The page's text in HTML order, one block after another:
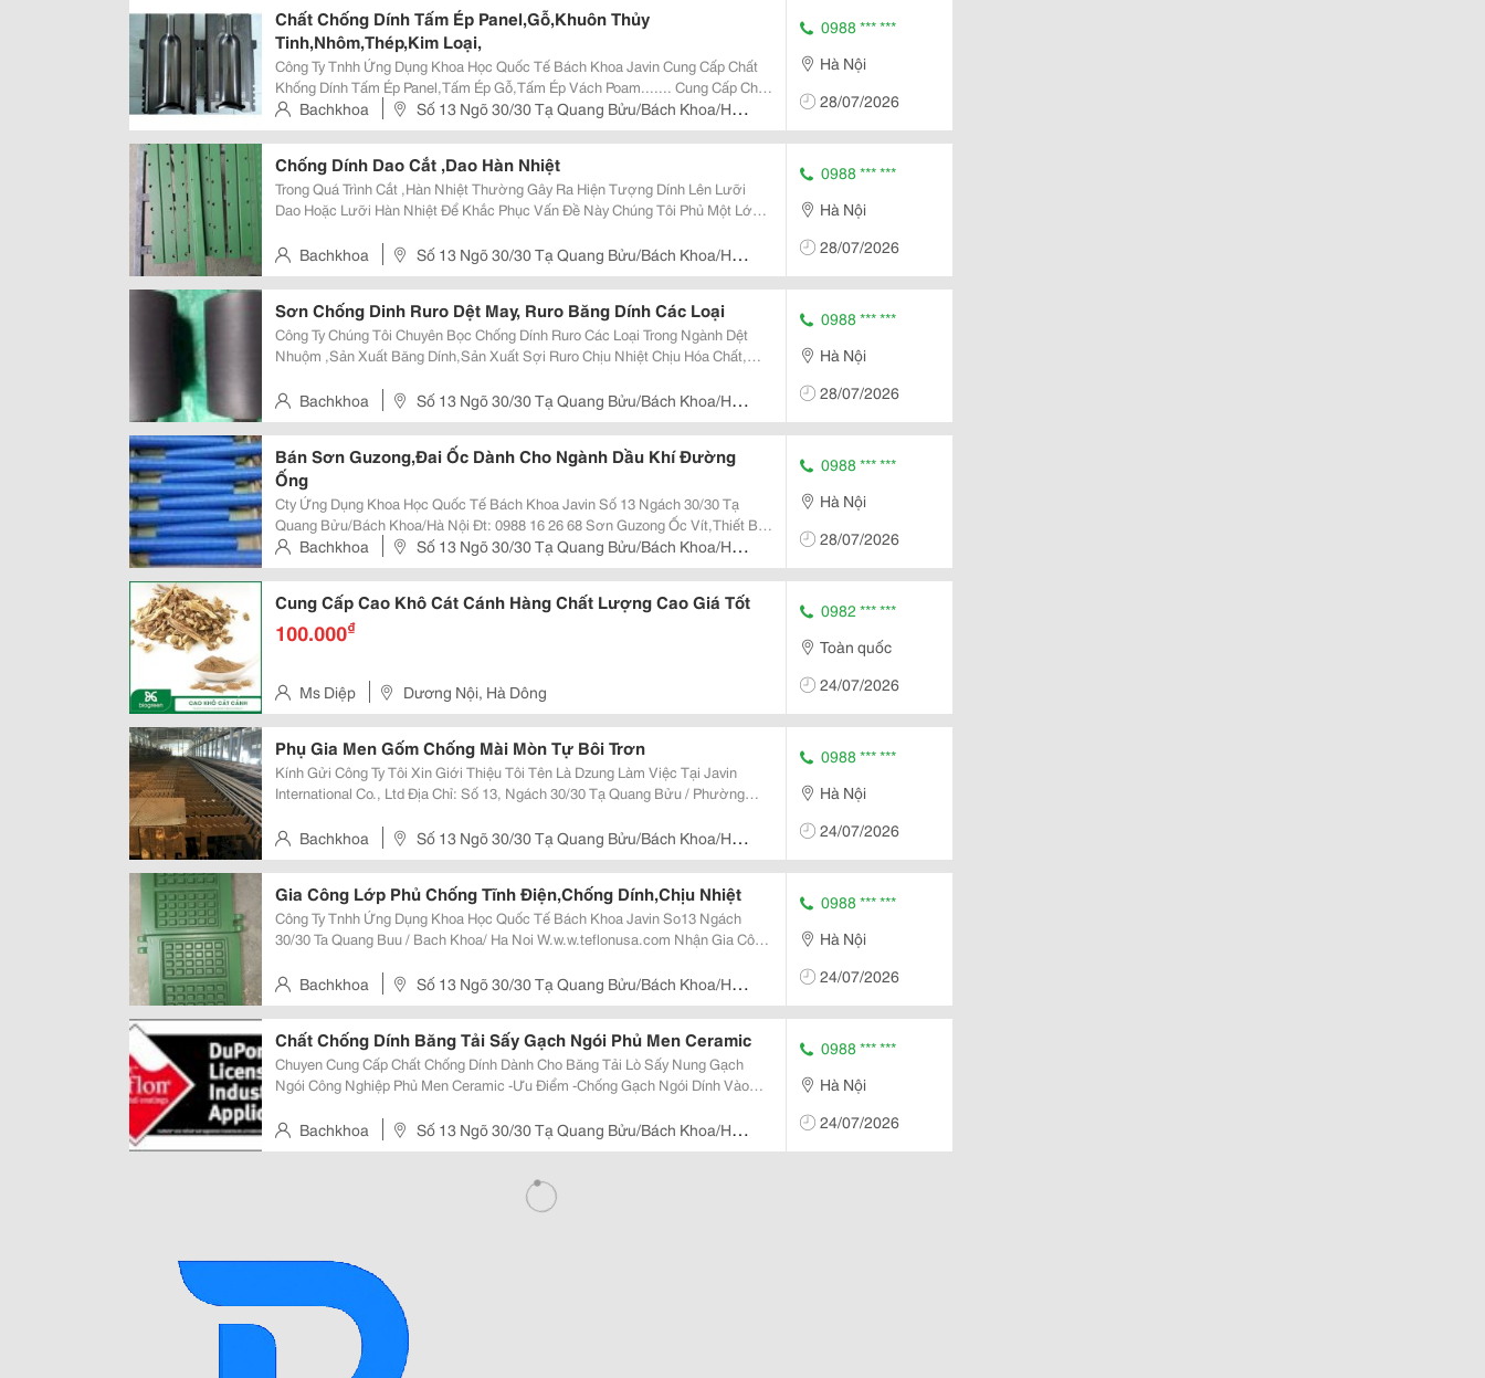
Chất Chống Dính Tấm Ép Panel,Gỗ,Khuôn Thủy
Tinh,Nhôm,Thép,Kim Loại,
Công Ty Tnhh Ứng Dụng Khoa Học Quốc Tế Bách Khoa Javin Cung Cấp Chất
Khống Dính Tấm Ép Panel,Tấm Ép Gỗ,Tấm Ép Vách Poam....... Cung Cấp Chất
Chống Dính Chịu Nhiệt Độ Cao Trong Ngành Đúc Như :Nhôm ,Inox,Vàng,Bạc
,Thép,Kim Loại Màu...... Cung Cấp...
Bachkhoa
Số 13 Ngõ 30/30 Tạ Quang Bửu/Bách Khoa/Hà
Noi
0988 *** ***
Hà Nội
28/07/2026
Chống Dính Dao Cắt ,Dao Hàn Nhiệt
Trong Quá Trình Cắt ,Hàn Nhiệt Thường Gây Ra Hiện Tượng Dính Lên Lưỡi
Dao Hoặc Lưỡi Hàn Nhiệt Để Khắc Phục Vấn Đề Này Chúng Tôi Phủ Một Lớp
Hoạt Động Dễ Dàng Và Năng Xuất Mọi...
Bachkhoa
Số 13 Ngõ 30/30 Tạ Quang Bửu/Bách Khoa/Hà
Nội
0988 *** ***
Hà Nội
28/07/2026
Sơn Chống Dinh Ruro Dệt May, Ruro Băng Dính Các Loại
Công Ty Chúng Tôi Chuyên Bọc Chống Dính Ruro Các Loại Trong Ngành Dệt
Nhuộm ,Sản Xuất Băng Dính,Sản Xuất Sợi Ruro Chịu Nhiệt Chịu Hóa Chất,
Chịu Mài Mòn Với Mức Độ Chống M
Bachkhoa
Số 13 Ngõ 30/30 Tạ Quang Bửu/Bách Khoa/Hà
Noi
0988 *** ***
Hà Nội
28/07/2026
Bán Sơn Guzong,Đai Ốc Dành Cho Ngành Dầu Khí Đường
Ống
Cty Ứng Dụng Khoa Học Quốc Tế Bách Khoa Javin Số 13 Ngách 30/30 Tạ
Quang Bửu/Bách Khoa/Hà Nội Đt: 0988 16 26 68 Sơn Guzong Ốc Vít,Thiết Bị
Đường Ống,Ngành Dầu Khí &Middot; Sự Miêu Tả Lớp Phủ Vô Cơ, Được Thiết
Kế Để Cung Cấp Khả Năng Chống...
Bachkhoa
Số 13 Ngõ 30/30 Tạ Quang Bửu/Bách Khoa/Hà
Noi
0988 *** ***
Hà Nội
28/07/2026
Cung Cấp Cao Khô Cát Cánh Hàng Chất Lượng Cao Giá Tốt
100.000₫
Ms Diệp Dương Nội, Hà Dông
0982 *** ***
Toàn quốc
24/07/2026
Phụ Gia Men Gốm Chống Mài Mòn Tự Bôi Trơn
Kính Gửi Công Ty Tôi Xin Giới Thiệu Tôi Tên Là Dzung Làm Việc Tại Javin
International Co., Ltd Địa Chỉ: Số 13, Ngách 30/30 Tạ Quang Bửu / Phường
Cấp Phụ Gia Dùng Để Pha...
Bachkhoa
Số 13 Ngõ 30/30 Tạ Quang Bửu/Bách Khoa/Hà
Noi
0988 *** ***
Hà Nội
24/07/2026
Gia Công Lớp Phủ Chống Tĩnh Điện,Chống Dính,Chịu Nhiệt
Công Ty Tnhh Ứng Dụng Khoa Học Quốc Tế Bách Khoa Javin So13 Ngách
30/30 Ta Quang Buu / Bach Khoa/ Ha Noi W.w.w.teflonusa.com Nhận Gia Công
Hóa Chất Ứng Dụng Cho Ngành Sản...
Bachkhoa
Số 13 Ngõ 30/30 Tạ Quang Bửu/Bách Khoa/Hà
Noi
0988 *** ***
Hà Nội
24/07/2026
Chất Chống Dính Băng Tải Sấy Gạch Ngói Phủ Men Ceramic
Chuyen Cung Cấp Chất Chống Dính Dành Cho Băng Tải Lò Sấy Nung Gạch
Ngói Công Nghiệp Phủ Men Ceramic -Ưu Điểm -Chống Gạch Ngói Dính Vào
Ổn Định Mọi Chi Tiết Xin Liên Hệ...
Bachkhoa
Số 13 Ngõ 30/30 Tạ Quang Bửu/Bách Khoa/Hà
Noi
0988 *** ***
Hà Nội
24/07/2026